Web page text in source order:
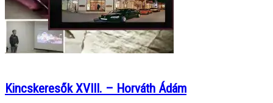
Kincskeresők XVIII. – Horváth Ádám